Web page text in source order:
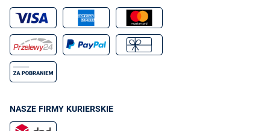
NASZE FIRMY KURIERSKIE